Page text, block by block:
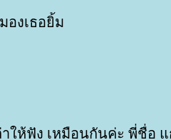
งเธอยิ้ม
าให้ฟัง เหมือนกันค่ะ พี่ชื่อ